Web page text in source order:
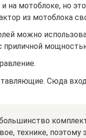
на мотоблоке, но
из мотоблока
можно
приличной
Сюда
технике, поэтому